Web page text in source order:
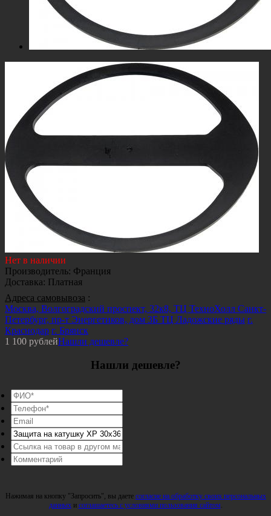
Нет в наличии
Производитель: Франция
Доставка: Платная
Адреса самовывоза :
Москва, Волгоградский проспект, 32к8, ТЦ ТехноХолл Санкт-
Петербург, пр-т Энергетиков, дом 3Б ТЦ Ладожские ряды г.
Краснодар г. Брянск
1 100 рублейНашли дешевле?
Нашли дешевле?
Нажимая на кнопку "Запросить", вы даете согласие на обработку своих персональных
данныхи соглашаетесь с условиями пользования сайтом.